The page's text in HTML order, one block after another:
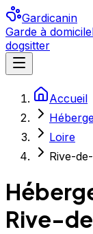
Gardicanin
Garde à domicile
dogsitter
Accueil
Loire
Rive-
Rive-